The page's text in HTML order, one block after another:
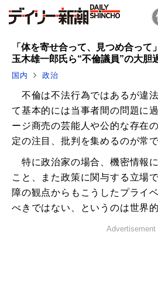
「体を寄せ合って、見つめ合っ
玉木雄一郎氏ら“不倫議員”の大胆
国内 政治
不倫は不法行為ではあるが違
て基本的には当事者間の問題に
ージ商売の芸能人や公的な存在
定の注目、批判を集めるのが常で
特に政治家の場合、機密情報
こと、また政策に関与する立場
障の観点からもこうしたプライ
べきではない、というのは世界
Advertisement